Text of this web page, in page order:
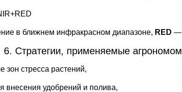
в ближнем инфракрасном диапазоне, RED —
6. Стратегии, применяемые
зон стресса растений,
внесения удобрений и полива,